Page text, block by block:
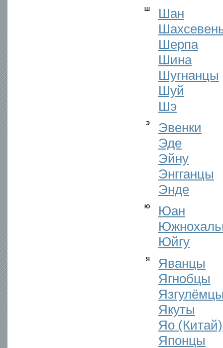
Ш
Шан
Шерпа
Шина
Шугнанцы
Шуй
Шэ
Э
Эвенки
Эде
Эйну
Энгганцы
Энде
Ю
Юан
Юйгу
Я
Яванцы
Ягнобцы
Якуты
Яо (Китай)
Японцы